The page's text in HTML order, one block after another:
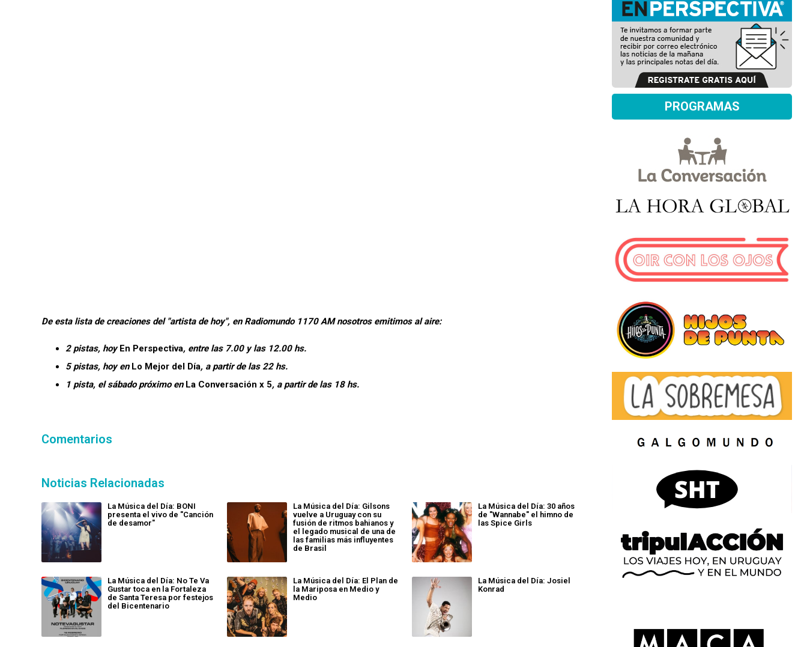
De esta lista de creaciones del "artista de hoy", en Radiomundo 1170 AM nosotros emitimos al aire:
2 pistas, hoyEn Perspectiva, entre las 7.00 y las 12.00 hs.
5 pistas, hoy en Lo Mejor del Día, a partir de las 22 hs.
1 pista, el sábado próximo en La Conversación x 5, a partir de las 18 hs.
Comentarios
Noticias Relacionadas
La Música del Día: BONI
presenta el vivo de "Canción
de desamor"
La Música del Día: Gilsons
vuelve a Uruguay con su
fusión de ritmos bahianos y
el legado musical de una de
las familias más influyentes
de Brasil
La Música del Día: 30 años
de "Wannabe" el himno de
las Spice Girls
La Música del Día: No Te Va
Gustar toca en la Fortaleza
de Santa Teresa por festejos
del Bicentenario
La Música del Día: El Plan de
la Mariposa en Medio y
Medio
La Música del Día: Josiel
Konrad
PROGRAMAS